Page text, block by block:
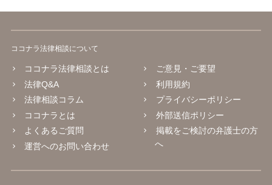
ココナラ法律相談について
ココナラ法律相談とは
法律Q&A
法律相談コラム
ココナラとは
よくあるご質問
運営へのお問い合わせ
ご意見・ご要望
利用規約
プライバシーポリシー
外部送信ポリシー
掲載をご検討の弁護士の方
へ